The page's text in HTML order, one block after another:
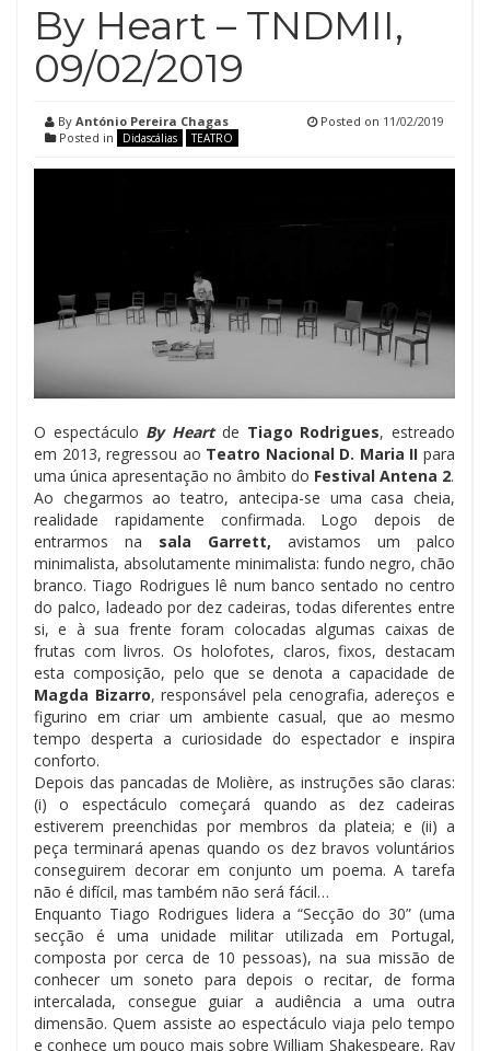
By Heart – TNDMII,
09/02/2019
By António Pereira Chagas
Posted in
Didascálias TEATRO
Posted on 11/02/2019
O espectáculo By Heartde Tiago Rodrigues, estreado
em 2013, regressou ao Teatro Nacional D. Maria II para
uma única apresentação no âmbito do Festival Antena 2.
Ao chegarmos ao teatro, antecipa-se uma casa cheia,
realidade rapidamente confirmada. Logo depois de
entrarmos na sala Garrett, avistamos um palco
minimalista, absolutamente minimalista: fundo negro, chão
branco. Tiago Rodrigues lê num banco sentado no centro
do palco, ladeado por dez cadeiras, todas diferentes entre
si, e à sua frente foram colocadas algumas caixas de
frutas com livros. Os holofotes, claros, fixos, destacam
esta composição, pelo que se denota a capacidade de
Magda Bizarro, responsável pela cenografia, adereços e
figurino em criar um ambiente casual, que ao mesmo
tempo desperta a curiosidade do espectador e inspira
conforto.
Depois das pancadas de Molière, as instruções são claras:
(i) o espectáculo começará quando as dez cadeiras
estiverem preenchidas por membros da plateia; e (ii) a
peça terminará apenas quando os dez bravos voluntários
conseguirem decorar em conjunto um poema. A tarefa
não é difícil, mas também não será fácil…
Enquanto Tiago Rodrigues lidera a “Secção do 30” (uma
secção é uma unidade militar utilizada em Portugal,
composta por cerca de 10 pessoas), na sua missão de
conhecer um soneto para depois o recitar, de forma
intercalada, consegue guiar a audiência a uma outra
dimensão. Quem assiste ao espectáculo viaja pelo tempo
e conhece um pouco mais sobre William Shakespeare, Ray